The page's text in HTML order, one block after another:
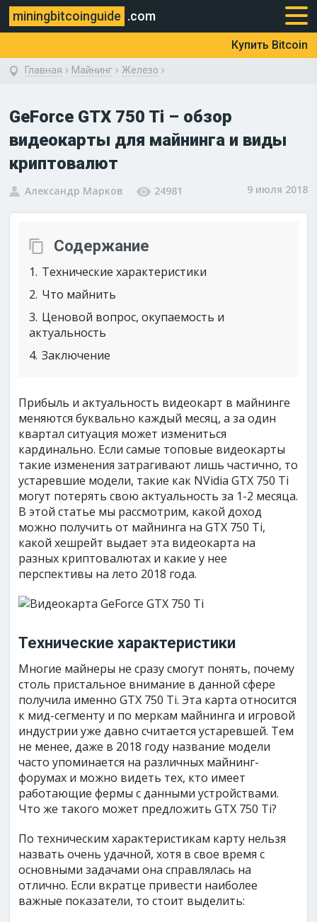
miningbitcoinguide .com
Купить Bitcoin
Главная › Майнинг ›Железо ›
GeForce GTX 750 Ti – обзор
видеокарты для майнинга и виды
криптовалют
Александр Марков 24981 9 июля 2018
Содержание
1 Технические характеристики
2 Что майнить
3 Ценовой вопрос, окупаемость и
актуальность
4 Заключение
Прибыль и актуальность видеокарт в майнинге
меняются буквально каждый месяц, а за один
квартал ситуация может измениться
кардинально. Если самые топовые видеокарты
такие изменения затрагивают лишь частично, то
устаревшие модели, такие как NVidia GTX 750 Ti
могут потерять свою актуальность за 1-2 месяца.
В этой статье мы рассмотрим, какой доход
можно получить от майнинга на GTX 750 Ti,
какой хешрейт выдает эта видеокарта на
разных криптовалютах и какие у нее
перспективы на лето 2018 года.
Технические характеристики
Многие майнеры не сразу смогут понять, почему
столь пристальное внимание в данной сфере
получила именно GTX 750 Ti. Эта карта относится
к мид-сегменту и по меркам майнинга и игровой
индустрии уже давно считается устаревшей. Тем
не менее, даже в 2018 году название модели
часто упоминается на различных майнинг-
форумах и можно видеть тех, кто имеет
работающие фермы с данными устройствами.
Что же такого может предложить GTX 750 Ti?
По техническим характеристикам карту нельзя
назвать очень удачной, хотя в свое время с
основными задачами она справлялась на
отлично. Если вкратце привести наиболее
важные показатели, то стоит выделить: